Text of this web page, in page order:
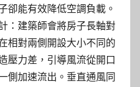
卻能有效降低空調負載。
：建築師會將房子長軸對
相對兩側開設大小不同的
壓力差，引導風流從開口
側加速流出。垂直通風同